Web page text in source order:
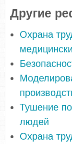
Другие
Охрана
Тушение
людей
Охрана